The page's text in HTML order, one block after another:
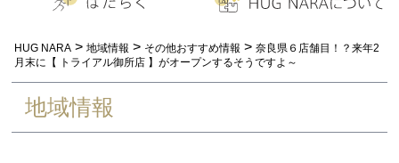
HUG NARA > 地域情報 > その他おすすめ情報 > 奈良県６店舗目！？来年2
月末に【 トライアル御所店 】がオープンするそうですよ～
地域情報